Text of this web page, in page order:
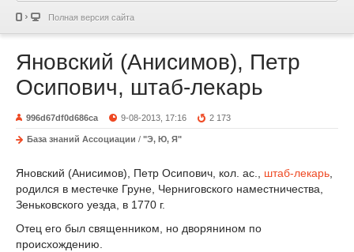
Полная версия сайта
Яновский (Анисимов), Петр
Осипович, штаб-лекарь
996d67df0d686ca 9-08-2013, 17:16 2 173
База знаний Ассоциации / "Э, Ю, Я"
Яновский (Анисимов), Петр Осипович, кол. ac., штаб-лекарь
родился в местечке Груне, Черниговского наместничества,
Зеньковского уезда, в 1770 г.
Отец его был священником, но дворянином по
происхождению.